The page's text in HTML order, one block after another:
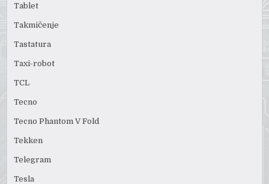
Tablet
Takmičenje
Tastatura
Taxi-robot
TCL
Tecno
Tecno Phantom V Fold
Tekken
Telegram
Tesla